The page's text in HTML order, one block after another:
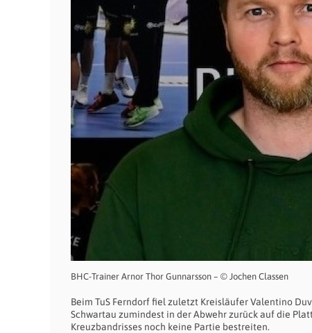
BHC-Trainer Arnor Thor Gunnarsson – © Jochen Classen
Beim TuS Ferndorf fiel zuletzt Kreisläufer Valentino
Schwartau zumindest in der Abwehr zurück auf die
Kreuzbandrisses noch keine Partie bestreiten.